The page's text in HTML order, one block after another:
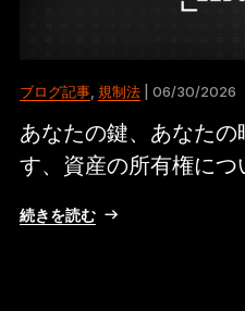
ブログ記事, 規制法| 06/30/2026
あなたの鍵、あなた
す、資産の所有権につ
続きを読む